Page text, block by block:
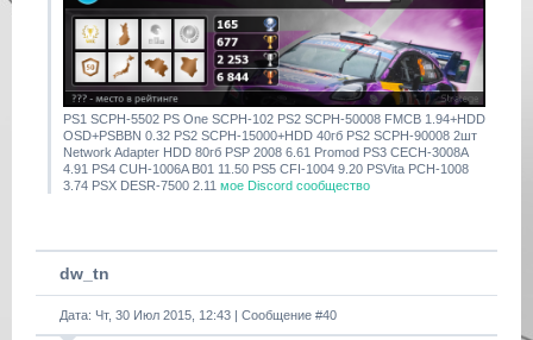
PS1 SCPH-5502 PS One SCPH-102 PS2 SCPH-50008 FMCB 1.94+HDD
OSD+PSBBN 0.32 PS2 SCPH-15000+HDD 40гб PS2 SCPH-90008 2шт
Network Adapter HDD 80гб PSP 2008 6.61 Promod PS3 CECH-3008A
4.91 PS4 CUH-1006A B01 11.50 PS5 CFI-1004 9.20 PSVita PCH-1008
3.74 PSX DESR-7500 2.11 мое Discord сообщество
dw_tn
Дата: Чт, 30 Июл 2015, 12:43 | Сообщение #40